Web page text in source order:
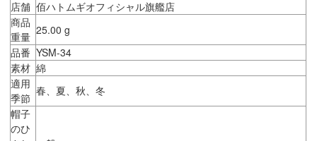
店舗 佰ハトムギオフィシャル旗艦店
商品
重量 25.00 g
品番 YSM-34
素材 綿
適用
季節
春、夏、秋、冬
帽子
のひ